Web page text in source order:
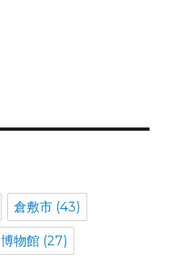
倉敷市 (43)
博物館 (27)